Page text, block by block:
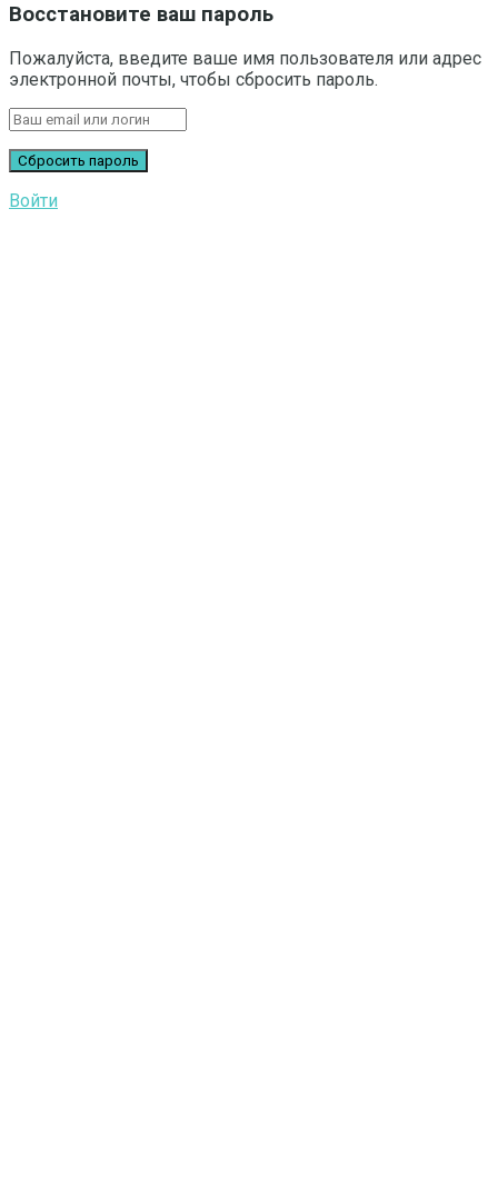
Восстановите ваш пароль
Пожалуйста, введите ваше имя пользователя или адрес
электронной почты, чтобы сбросить пароль.
Войти